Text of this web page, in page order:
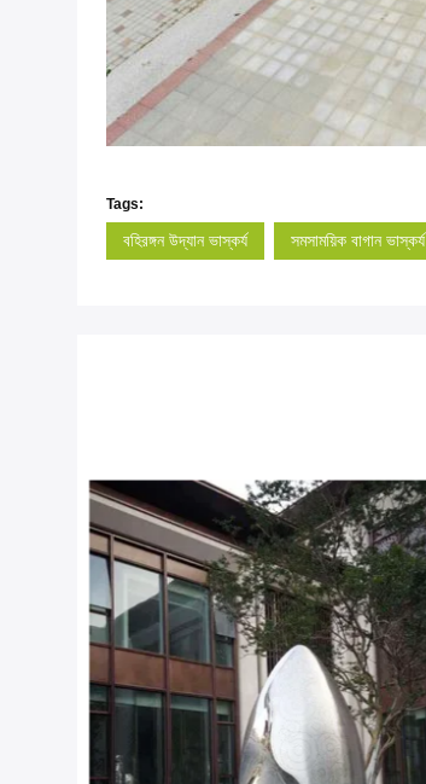
Tags:
বহিরঙ্গন উদ্যান ভাস্কর্য সমসাময়িক বাগান ভাস্কর্য